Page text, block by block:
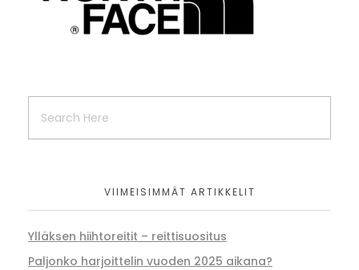
VIIMEISIMMÄT ARTIKKELIT
Ylläksen hiihtoreitit – reittisuositus
Paljonko harjoittelin vuoden 2025 aikana?